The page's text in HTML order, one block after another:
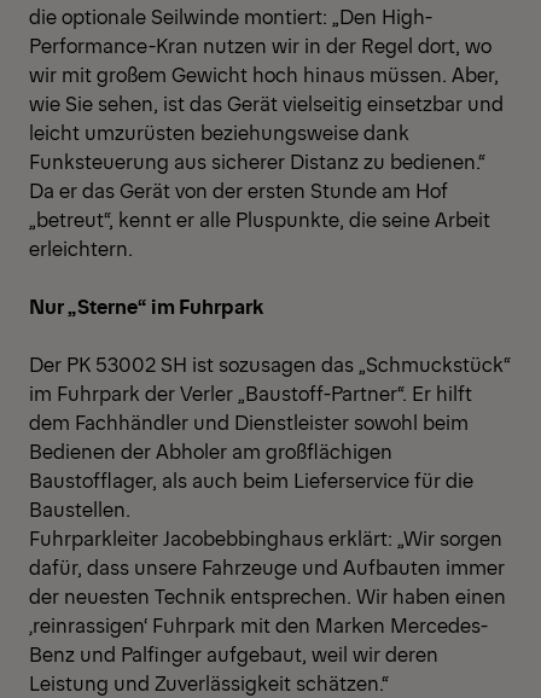
die optionale Seilwinde montiert: „Den High-
Performance-Kran nutzen wir in der Regel dort, wo
wir mit großem Gewicht hoch hinaus müssen. Aber,
wie Sie sehen, ist das Gerät vielseitig einsetzbar und
leicht umzurüsten beziehungsweise dank
Funksteuerung aus sicherer Distanz zu bedienen.“
Da er das Gerät von der ersten Stunde am Hof
„betreut“, kennt er alle Pluspunkte, die seine Arbeit
erleichtern.
Nur „Sterne“ im Fuhrpark
Der PK 53002 SH ist sozusagen das „Schmuckstück“
im Fuhrpark der Verler „Baustoff-Partner“. Er hilft
dem Fachhändler und Dienstleister sowohl beim
Bedienen der Abholer am großflächigen
Baustofflager, als auch beim Lieferservice für die
Baustellen.
Fuhrparkleiter Jacobebbinghaus erklärt: „Wir sorgen
dafür, dass unsere Fahrzeuge und Aufbauten immer
der neuesten Technik entsprechen. Wir haben einen
‚reinrassigen‘ Fuhrpark mit den Marken Mercedes-
Benz und Palfinger aufgebaut, weil wir deren
Leistung und Zuverlässigkeit schätzen.“